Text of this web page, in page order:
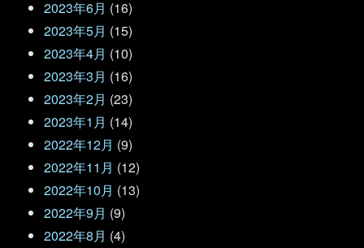
2023年6月 (16)
2023年5月 (15)
2023年4月 (10)
2023年3月 (16)
2023年2月 (23)
2023年1月 (14)
2022年12月 (9)
2022年11月 (12)
2022年10月 (13)
2022年9月 (9)
2022年8月 (4)